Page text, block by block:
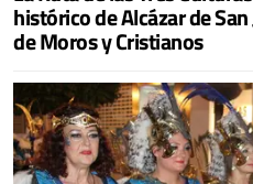
histórico de Alcázar de
de Moros y Cristianos